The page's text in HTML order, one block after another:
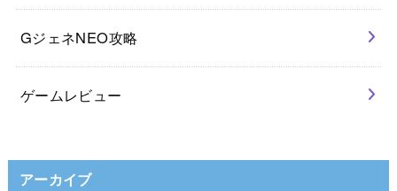
GジェネNEO攻略
ゲームレビュー
アーカイブ